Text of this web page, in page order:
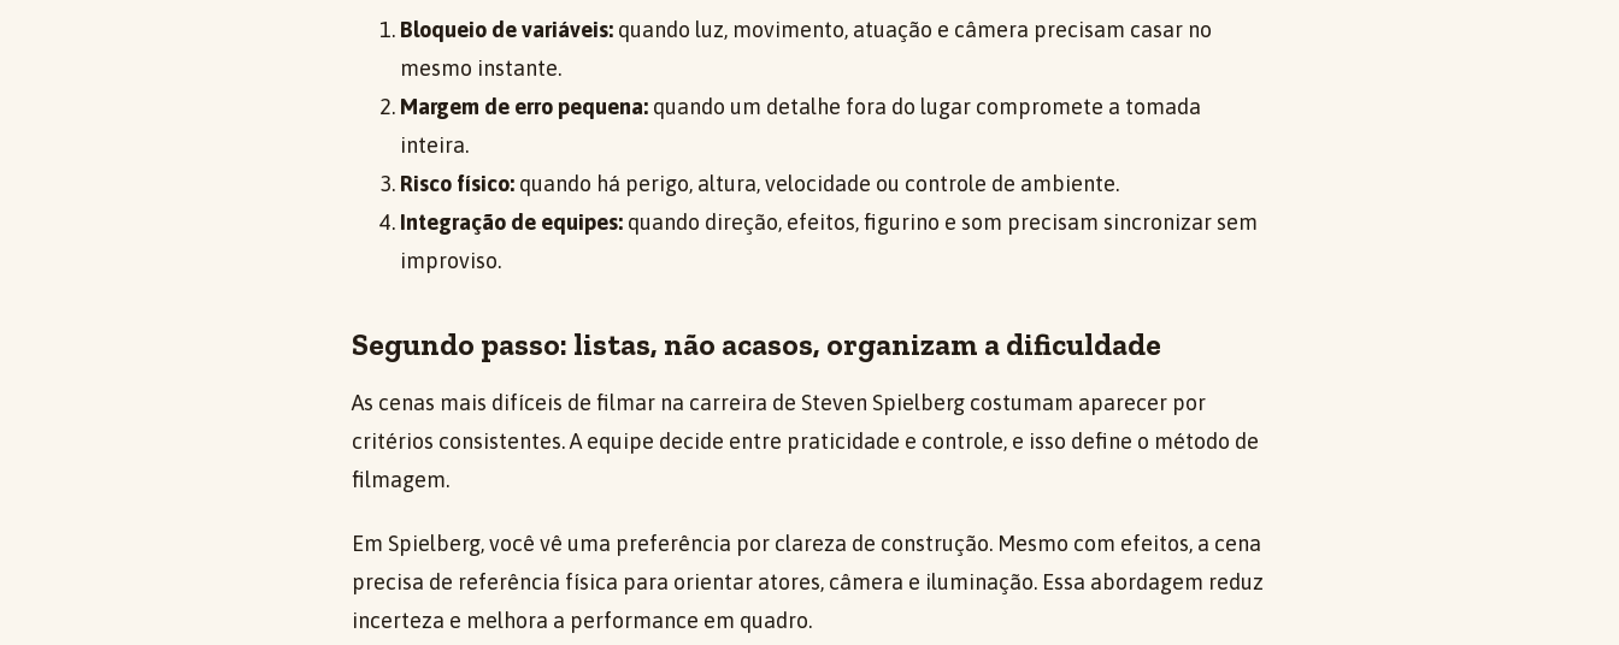
Bloqueio de variáveis: quando luz, movimento, atuação e câmera precisam casar no
mesmo instante.
Margem de erro pequena: quando um detalhe fora do lugar compromete a tomada
inteira.
Risco físico: quando há perigo, altura, velocidade ou controle de ambiente.
Integração de equipes: quando direção, efeitos, figurino e som precisam sincronizar sem
improviso.
Segundo passo: listas, não acasos, organizam a dificuldade
As cenas mais difíceis de filmar na carreira de Steven Spielberg costumam aparecer por
critérios consistentes. A equipe decide entre praticidade e controle, e isso define o método de
filmagem.
Em Spielberg, você vê uma preferência por clareza de construção. Mesmo com efeitos, a cena
precisa de referência física para orientar atores, câmera e iluminação. Essa abordagem reduz
incerteza e melhora a performance em quadro.